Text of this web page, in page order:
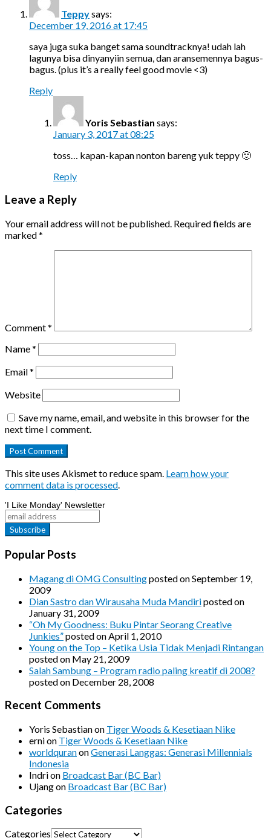
Teppysays:
December 19, 2016 at 17:45
saya juga suka banget sama soundtracknya! udah lah
lagunya bisa dinyanyiin semua, dan aransemennya bagus-
bagus. (plus it’s a really feel good movie <3)
Reply
Yoris Sebastian says:
January 3, 2017 at 08:25
toss… kapan-kapan nonton bareng yuk teppy 🙂
Reply
Leave a Reply
Your email address will not be published. Required fields are
marked*
Comment*
Name*
Email*
Website
Save my name, email, and website in this browser for the
next time I comment.
This site uses Akismet to reduce spam. Learn how your
comment data is processed.
'I Like Monday' Newsletter
Popular Posts
Magang di OMG Consultingposted on September 19,
2009
Dian Sastro dan Wirausaha Muda Mandiriposted on
January 31, 2009
“Oh My Goodness: Buku Pintar Seorang Creative
Junkies”posted on April 1, 2010
Young on the Top – Ketika Usia Tidak Menjadi Rintangan
posted on May 21, 2009
Salah Sambung – Program radio paling kreatif di 2008?
posted on December 28, 2008
Recent Comments
Yoris Sebastianon Tiger Woods & Kesetiaan Nike
ernion Tiger Woods & Kesetiaan Nike
worldquranonGenerasi Langgas: Generasi Millennials
Indonesia
Indrion Broadcast Bar (BC Bar)
Ujangon Broadcast Bar (BC Bar)
Categories
Categories